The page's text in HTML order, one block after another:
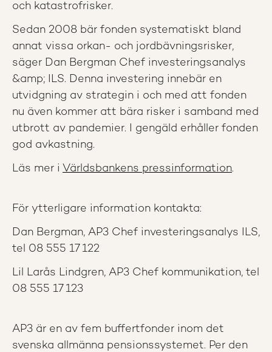
och katastrofrisker.
Sedan 2008 bär fonden systematiskt bland
annat vissa orkan- och jordbävningsrisker,
säger Dan Bergman Chef investeringsanalys
&amp; ILS. Denna investering innebär en
utvidgning av strategin i och med att fonden
nu även kommer att bära risker i samband med
utbrott av pandemier. I gengäld erhåller fonden
god avkastning.
Läs mer i Världsbankens pressinformation.
För ytterligare information kontakta:
Dan Bergman, AP3 Chef investeringsanalys ILS,
tel 08 555 17 122
Lil Larås Lindgren, AP3 Chef kommunikation, tel
08 555 17 123
AP3 är en av fem buffertfonder inom det
svenska allmänna pensionssystemet. Per den